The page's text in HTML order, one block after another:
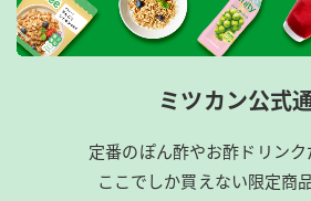
ミツカン公式
定番のぽん酢やお酢ドリンク
ここでしか買えない限定商